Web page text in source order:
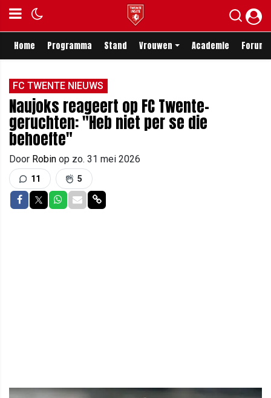
Home Programma Stand Vrouwen Academie Forum
FC TWENTE NIEUWS
Naujoks reageert op FC Twente-
geruchten: "Heb niet per se die
behoefte"
Door Robin op zo. 31 mei 2026
11 5
Delen op Facebook
Delen op Twitter
Delen op Whatsapp
Delen via Mail
Delen via link